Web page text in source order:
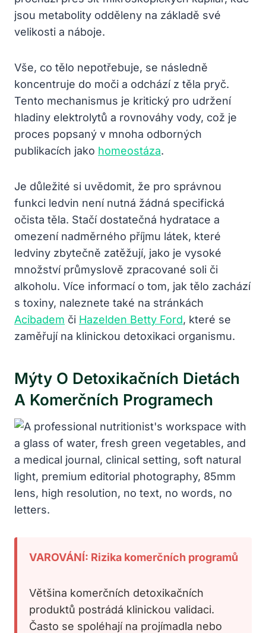
jsou metabolity odděleny na základě své
velikosti a náboje.
Vše, co tělo nepotřebuje, se následně
koncentruje do moči a odchází z těla pryč.
Tento mechanismus je kritický pro udržení
hladiny elektrolytů a rovnováhy vody, což je
proces popsaný v mnoha odborných
publikacích jako homeostáza.
Je důležité si uvědomit, že pro správnou
funkci ledvin není nutná žádná specifická
očista těla. Stačí dostatečná hydratace a
omezení nadměrného příjmu látek, které
ledviny zbytečně zatěžují, jako je vysoké
množství průmyslově zpracované soli či
alkoholu. Více informací o tom, jak tělo zachází
s toxiny, naleznete také na stránkách
Acibadem či Hazelden Betty Ford, které se
zaměřují na klinickou detoxikaci organismu.
Mýty O Detoxikačních Dietách
A Komerčních Programech
VAROVÁNÍ: Rizika komerčních programů
Většina komerčních detoxikačních
produktů postrádá klinickou validaci.
Často se spoléhají na projímadla nebo